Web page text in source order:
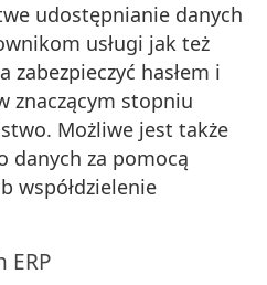
udostępnianie danych
usługi jak też
hasłem i
znaczącym stopniu
Możliwe jest także
danych za pomocą
współdzielenie
ERP